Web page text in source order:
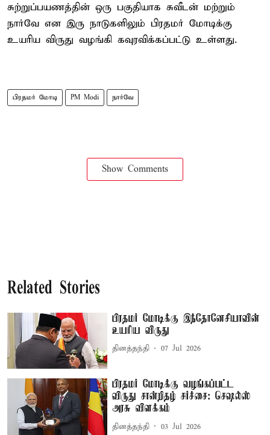
சுற்றுப்பயணத்தின் ஒரு பகுதியாக சுவீடன் மற்றும்
நார்வே என இரு நாடுகளிலும் பிரதமர் மோடிக்கு
உயரிய விருது வழங்கி கவுரவிக்கப்பட்டு உள்ளது.
பிரதமர் மோடி PM Modi நார்வே
Show Comments
Related Stories
பிரதமர் மோடிக்கு இந்தோனேசியாவின்
உயரிய விருது
தினத்தந்தி 07 Jul 2026
பிரதமர் மோடிக்கு வழங்கப்பட்ட
விருது சான்றிதழ் சர்ச்சை: செஷல்ஸ்
அரசு விளக்கம்
தினத்தந்தி 03 Jul 2026